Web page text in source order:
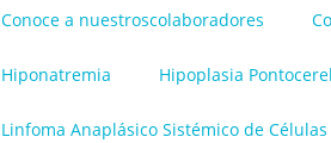
Conoce a nuestroscolaboradores
Hiponatremia Hipoplasia
Linfoma Anaplásico Sistémico de